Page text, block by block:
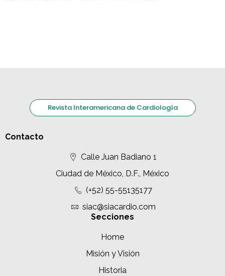
Revista Interamericana de Cardiología
Contacto
Calle Juan Badiano 1
Ciudad de México, D.F., México
(+52) 55-55135177
siac@siacardio.com
Secciones
Home
Misión y Visión
Historia